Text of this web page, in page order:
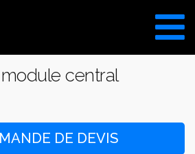
central
DE DEVIS